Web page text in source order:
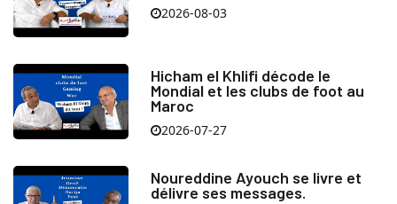
2026-08-03
Hicham el Khlifi décode le
Mondial et les clubs de foot au
Maroc
2026-07-27
Noureddine Ayouch se livre et
délivre ses messages.